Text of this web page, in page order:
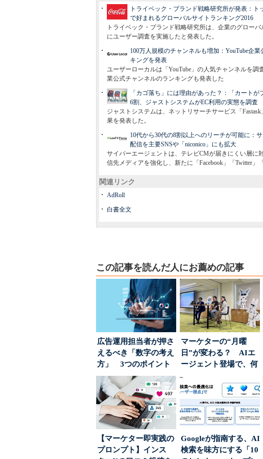
トライベック・ブランド戦略研究所が発表：
で好まれるグローバルサイトランキング2016
トライベック・ブランド戦略研究所は、企業のグロー
にユーザー調査を実施したと発表した。
100万人規模のチャンネルも増加：YouTube企
キングを発表
ユーザーローカルは「YouTube」の人気チャンネルを
業公式チャンネルのランキングも発表した
「カゴ落ち」には理由があった？：「カート
6割、ジャストシステムがEC利用の実態を調査
ジャストシステムは、ネットリサーチサービス「
果を発表した。
10代から30代の8割以上へのリーチが可能に：
配信を主要SNSや「niconico」にも拡大
サイバーエージェントは、テレビCMが届きにくい層に
信先メディアを強化し、新たに「Facebook」「Twitter」
関連リンク
AdRoll
白書全文
この記事を読んだ人にお薦めの記事
広告運用担当者が押さ
えるべき「数字の考え
方」 3つのポイント
とは
マーケターの“月曜
日”が変わる？ AIエ
ージェント登場で、何
が起きるか
【マーケター即実践の
プロンプト】インス
Googleが指南する、AI
検索を味方にする「10